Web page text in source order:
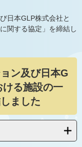
日本GLP株式会社と
関する協定」を締結し
ン及び日本G
る施設の一
ました